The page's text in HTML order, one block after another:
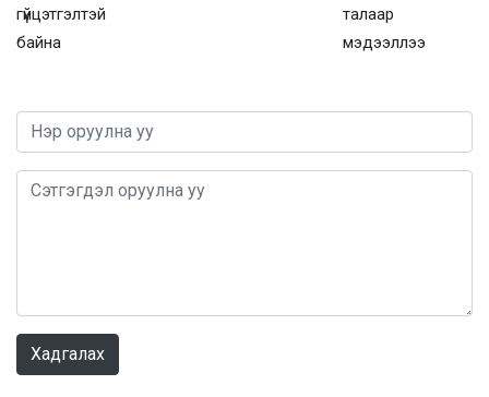
гүйцэтгэлтэй
байна
талаар
мэдээллээ
Хадгалах